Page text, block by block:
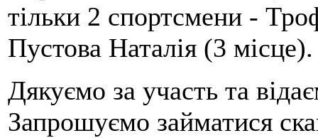
тільки 2 спортсмени -
Пустова Наталія (3 місце).
Дякуємо за участь та
Запрошуємо займатися